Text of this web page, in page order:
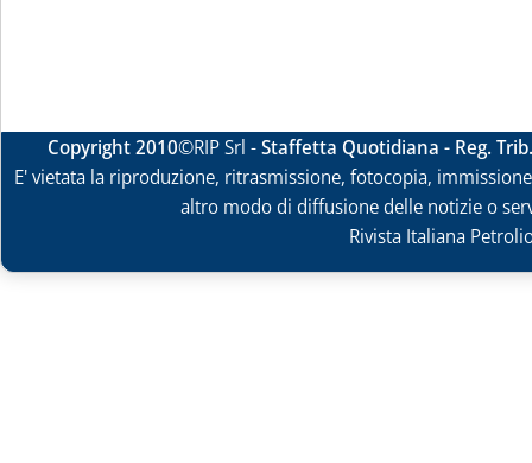
Copyright 2010©RIP Srl -Staffetta Quotidiana - Reg.
E' vietata la riproduzione, ritrasmissione, fotocopia,
altro modo di diffusione delle notizie o
Rivista Italiana